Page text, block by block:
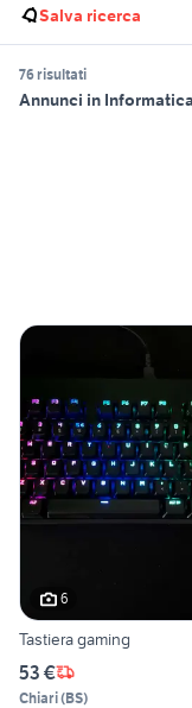
Salva ricerca
76 risultati
Annunci in
6
Tastiera gaming
53 €
Chiari(BS)